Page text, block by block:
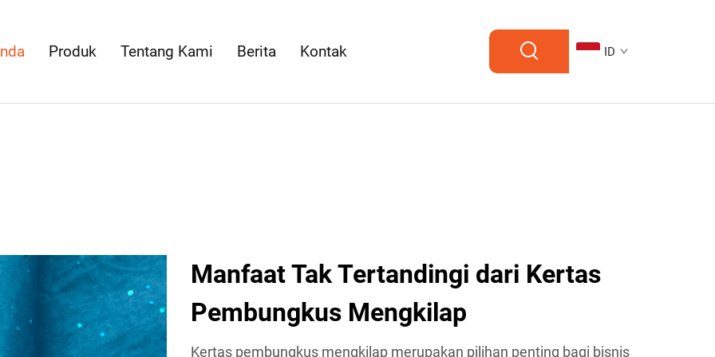
Produk Tentang Kami Berita Kontak ID
Manfaat Tak Tertandingi dari Kertas
Pembungkus Mengkilap
Kertas pembungkus mengkilap merupakan pilihan penting bagi bisnis